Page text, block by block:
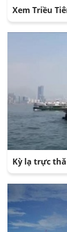
Xem Triều
Kỳ lạ trực